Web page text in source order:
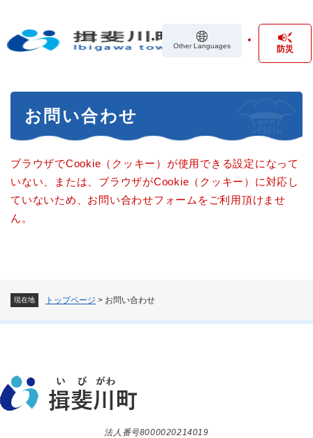
の
Other Languages 防災
現在地 トップページ > お問い合わせ
お問い合わせ
ブラウザでCookie（クッキー）が使用できる設定になって
いない、または、ブラウザがCookie（クッキー）に対応し
ていないため、お問い合わせフォームをご利用頂けませ
ん。
法人番号8000020214019